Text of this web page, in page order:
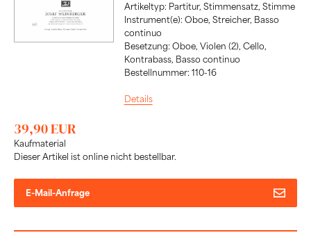
Artikeltyp: Partitur, Stimmensatz, Stimme
Instrument(e): Oboe, Streicher, Basso
continuo
Besetzung: Oboe, Violen (2), Cello,
Kontrabass, Basso continuo
Bestellnummer: 110-16
Details
39,90 EUR
Kaufmaterial
Dieser Artikel ist online nicht bestellbar.
E-Mail-Anfrage